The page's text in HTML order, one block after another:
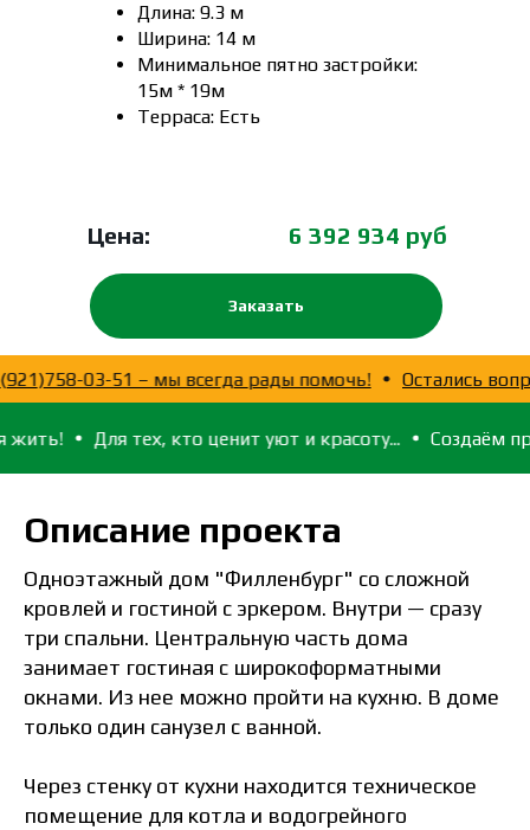
6 392 934 руб
Цена:
Длина: 9.3 м
Ширина: 14 м
Минимальное пятно застройки:
15м * 19м
Терраса: Есть
Заказать
Звоните 8(921)758-03-51 – мы всегда рады помочь!
тех, кто ценит уют и красоту... Создаём
Описание проекта
Одноэтажный дом "Филленбург" со сложной
кровлей и гостиной с эркером. Внутри — сразу
три спальни. Центральную часть дома
занимает гостиная с широкоформатными
окнами. Из нее можно пройти на кухню. В доме
только один санузел с ванной.
Через стенку от кухни находится техническое
помещение для котла и водогрейного